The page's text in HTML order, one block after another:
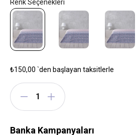
₺150,00 `den başlayan taksitlerle
Banka Kampanyaları